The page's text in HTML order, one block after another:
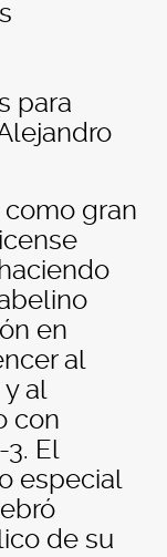
para
gran
en
al
al
con
El
especial
de su